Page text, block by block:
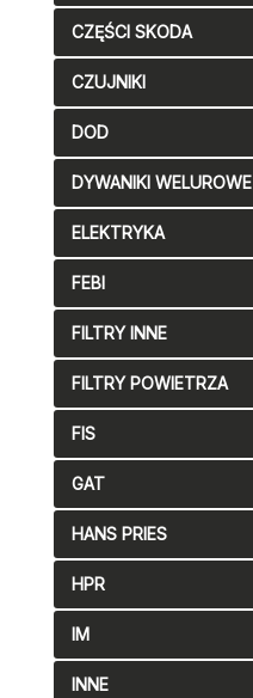
CZĘŚCI SKODA
CZUJNIKI
DOD
DYWANIKI WELUROWE
ELEKTRYKA
FEBI
FILTRY INNE
FILTRY POWIETRZA
FIS
GAT
HANS PRIES
HPR
IM
INNE